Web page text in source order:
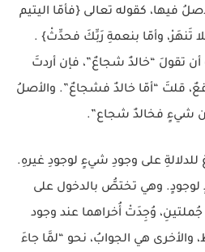
فيها، كقوله تعالى {فأمّا اليتيم
تَنهَرْ، وأمّا بنعمةِ رَبِّكَ فحدِّثْ} .
أن تقولَ “خالدٌ شجاعٌ”، فإن أردتَ
قلتَ “أمّا خالدٌ فشجاعٌ”. والأصلُ
شيءٍ فخالدٌ شجاع”.
على وجودِ شيءٍ لوجودِ غيرهِ.
وهي تختصُّ بالدخول على
وُجِدَتْ أُخراهما عند وجود
والأخرى هي الجوابُ، نحو “لمَّا جاءَ